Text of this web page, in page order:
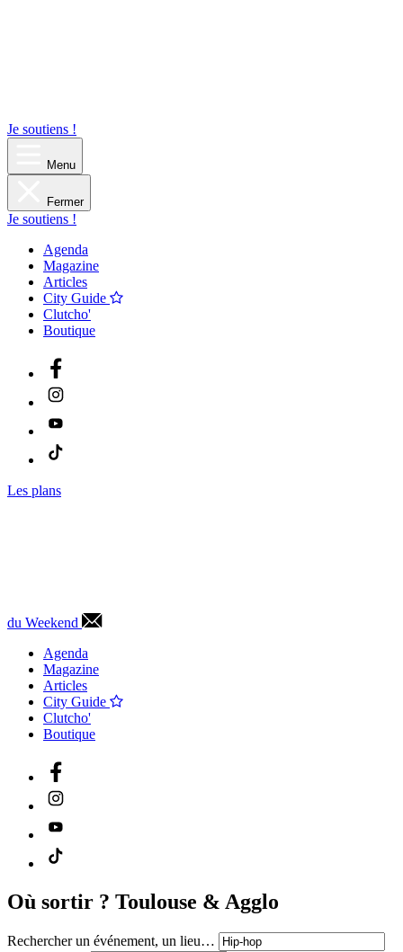
Je soutiens !
Menu
Fermer
Je soutiens !
Agenda
Magazine
Articles
City Guide
Clutcho'
Boutique
Les plans
du Weekend
Agenda
Magazine
Articles
City Guide
Clutcho'
Boutique
Où sortir ? Toulouse & Agglo
Rechercher un événement, un lieu…